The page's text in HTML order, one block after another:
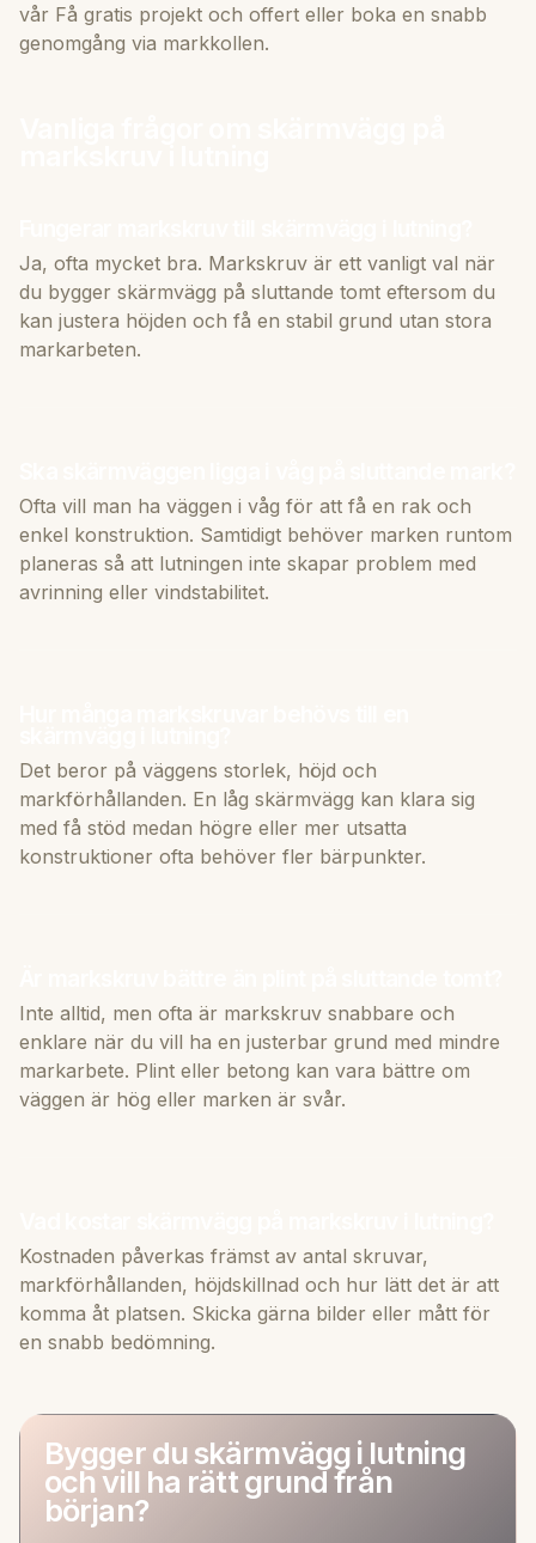
vår Få gratis projekt och offert eller boka en snabb
genomgång via markkollen.
Ja, ofta mycket bra. Markskruv är ett vanligt val när
du bygger skärmvägg på sluttande tomt eftersom du
kan justera höjden och få en stabil grund utan stora
markarbeten.
Ofta vill man ha väggen i våg för att få en rak och
enkel konstruktion. Samtidigt behöver marken runtom
planeras så att lutningen inte skapar problem med
avrinning eller vindstabilitet.
Det beror på väggens storlek, höjd och
markförhållanden. En låg skärmvägg kan klara sig
med få stöd medan högre eller mer utsatta
konstruktioner ofta behöver fler bärpunkter.
Inte alltid, men ofta är markskruv snabbare och
enklare när du vill ha en justerbar grund med mindre
markarbete. Plint eller betong kan vara bättre om
väggen är hög eller marken är svår.
Kostnaden påverkas främst av antal skruvar,
markförhållanden, höjdskillnad och hur lätt det är att
komma åt platsen. Skicka gärna bilder eller mått för
en snabb bedömning.
Bygger du skärmvägg i lutning
och vill ha rätt grund från
början?